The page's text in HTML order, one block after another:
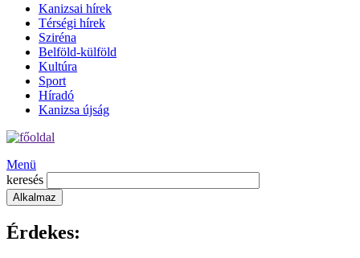
Kanizsai hírek
Térségi hírek
Sziréna
Belföld-külföld
Kultúra
Sport
Híradó
Kanizsa újság
Menü
keresés
Érdekes: